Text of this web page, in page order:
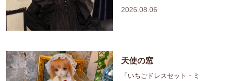
2026.08.06
天使の窓
「いちごドレスセット・ミ